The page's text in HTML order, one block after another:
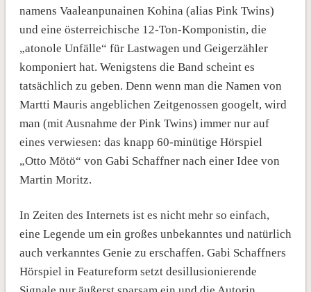
namens Vaaleanpunainen Kohina (alias Pink Twins)
und eine österreichische 12-Ton-Komponistin, die
„atonole Unfälle“ für Lastwagen und Geigerzähler
komponiert hat. Wenigstens die Band scheint es
tatsächlich zu geben. Denn wenn man die Namen von
Martti Mauris angeblichen Zeitgenossen googelt, wird
man (mit Ausnahme der Pink Twins) immer nur auf
eines verwiesen: das knapp 60-minütige Hörspiel
„Otto Mötö“ von Gabi Schaffner nach einer Idee von
Martin Moritz.
In Zeiten des Internets ist es nicht mehr so einfach,
eine Legende um ein großes unbekanntes und natürlich
auch verkanntes Genie zu erschaffen. Gabi Schaffners
Hörspiel in Featureform setzt desillusionierende